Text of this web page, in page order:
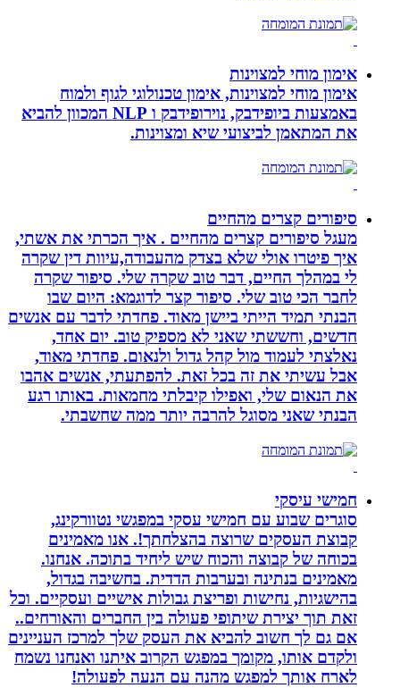
אימון מוחי למצוינות
אימון מוחי למצוינות, אימון טכנולוגי לגוף ולמוח
באמצעות ביופידבק, נוירופידבק ו NLP המכוון להביא
את המתאמן לביצועי שיא ומצוינות.
סיפורים קצרים מהחיים
מעגל סיפורים קצרים מהחיים . איך הכרתי את אשתי,
איך פיטרו אולי שלא בצדק מהעבודה,עיוות דין שקרה
לי במהלך החיים, דבר טוב שקרה שלי. סיפור שקרה
לחבר הכי טוב שלי. סיפור קצר לדוגמא: היום שבו
הבנתי תמיד הייתי ביישן מאוד. פחדתי לדבר עם אנשים
חדשים, וחששתי שאני לא מספיק טוב. יום אחד,
נאלצתי לעמוד מול קהל גדול ולנאום. פחדתי מאוד,
אבל עשיתי את זה בכל זאת. להפתעתי, אנשים אהבו
את הנאום שלי, ואפילו קיבלתי מחמאות. באותו רגע
הבנתי שאני מסוגל להרבה יותר ממה שחשבתי.
חמישי עיסקי
סוגרים שבוע עם חמישי עסקי במפגשי נטוורקינג,
קבוצת העסקים שרוצה בהצלחתך!. אנו מאמינים
בכוחה של קבוצה והכוח שיש ליחיד בתוכה. אנחנו.
מאמינים בנתינה ובערבות הדדית. בחשיבה בגדול,
בהישגיות, נחישות ופריצת גבולות אישיים ועסקיים. וכל
זאת תוך יצירת שיתופי פעולה בין החברים והאורחים..
אם גם לך חשוב להביא את העסק שלך למרכז העניינים
ולקדם אותו, מקומך במפגש הקרוב איתנו ואנחנו נשמח
לארח אותך למפגש מהנה עם הנעה לפעולה!